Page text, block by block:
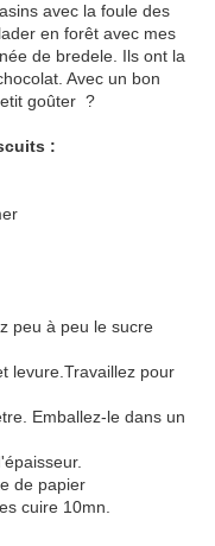
avec la foule des
en forêt avec mes
de bredele. Ils ont la
Avec un bon
goûter ?
:
peu à peu le sucre
levure.Travaillez pour
Emballez-le dans un
de papier
cuire 10mn.